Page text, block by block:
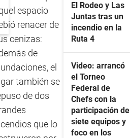
espacio
renacer de
cenizas:
de
el
también se
de dos
que lo
El Rodeo y Las
Juntas tras un
incendio en la
Ruta 4
Video: arrancó
el Torneo
Federal de
Chefs con la
participación de
siete equipos y
foco en los